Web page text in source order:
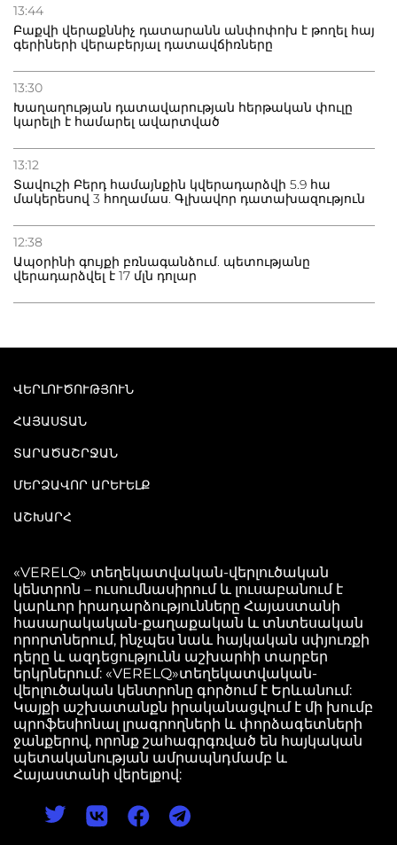
13:44
Բաքվի վերաքննիչ դատարանն անփոփոխ է թողել հայ
գերիների վերաբերյալ դատավճիռները
13:30
Խաղաղության դատավարության հերթական փուլը
կարելի է համարել ավարտված
13:12
Տավուշի Բերդ համայնքին կվերադարձվի 5.9 հա
մակերեսով 3 հողամաս. Գլխավոր դատախազություն
12:38
Ապօրինի գույքի բռնագանձում. պետությանը
վերադարձվել է 17 մլն դոլար
ՎԵՐԼՈՒԾՈՒԹՅՈՒՆ
ՀԱՅԱՍՏԱՆ
ՏԱՐԱԾԱՇՐՋԱՆ
ՄԵՐՁԱՎՈՐ ԱՐԵՒԵԼՔ
ԱՇԽԱՐՀ
«VERELQ» տեղեկատվական-վերլուծական
կենտրոն – ուսումնասիրում և լուսաբանում է
կարևոր իրադարձությունները Հայաստանի
հասարակական-քաղաքական և տնտեսական
որորտներում, ինչպես նաև հայկական սփյուռքի
դերը և ազդեցությունն աշխարհի տարբեր
երկրներում: «VERELQ»տեղեկատվական-
վերլուծական կենտրոնը գործում է Երևանում:
Կայքի աշխատանքն իրականացվում է մի խումբ
պրոֆեսիոնալ լրագրողների և փորձագետների
ջանքերով, որոնք շահագրգռված են հայկական
պետականության ամրապնդմամբ և
Հայաստանի վերելքով: